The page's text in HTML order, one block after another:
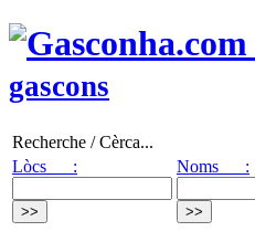
gascons
Recherche / Cèrca...
Lòcs :
Noms :